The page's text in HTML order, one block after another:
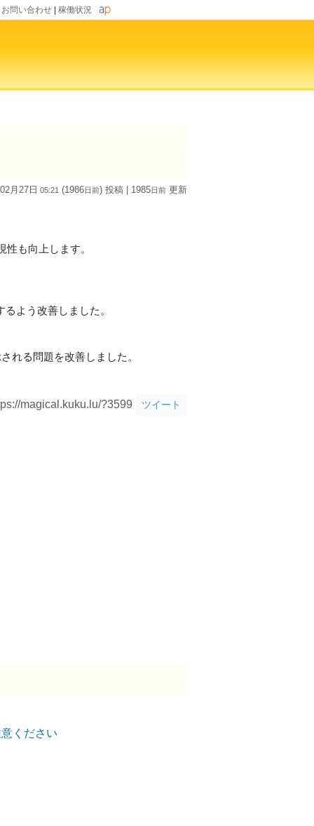
お問い合わせ 稼働状況
月27日 05:21 (1986日前) 投稿 | 1985日前 更新
も向上します。
よう改善しました。
れる問題を改善しました。
magical.kuku.lu/?3599 ツイート
ください